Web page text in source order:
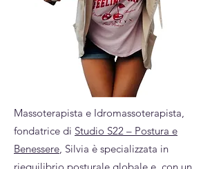
Massoterapista e Idromassoterapista,
fondatrice di Studio S22 – Postura e
Benessere, Silvia è specializzata in